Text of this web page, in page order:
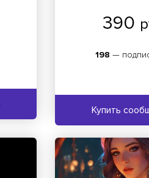
390
198 —
Купить